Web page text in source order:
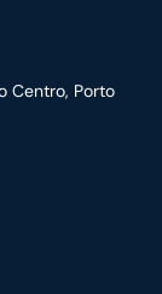
Centro, Porto